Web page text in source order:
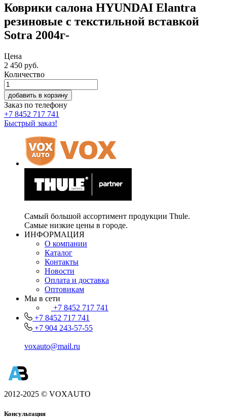
Коврики салона HYUNDAI Elantra
резиновые с текстильной вставкой
Sotra 2004г-
Цена
2 450 руб.
Количество
добавить в корзину
Заказ по телефону
+7 8452 717 741
Быстрый заказ!
Самый большой ассортимент продукции Thule.
Самые низкие цены в городе.
ИНФОРМАЦИЯ
О компании
Каталог
Контакты
Новости
Оплата и доставка
Оптовикам
Мы в сети
+7 8452 717 741
+7 8452 717 741
+7 904 243-57-55
voxauto@mail.ru
2012-2025 © VOXAUTO
Консультация